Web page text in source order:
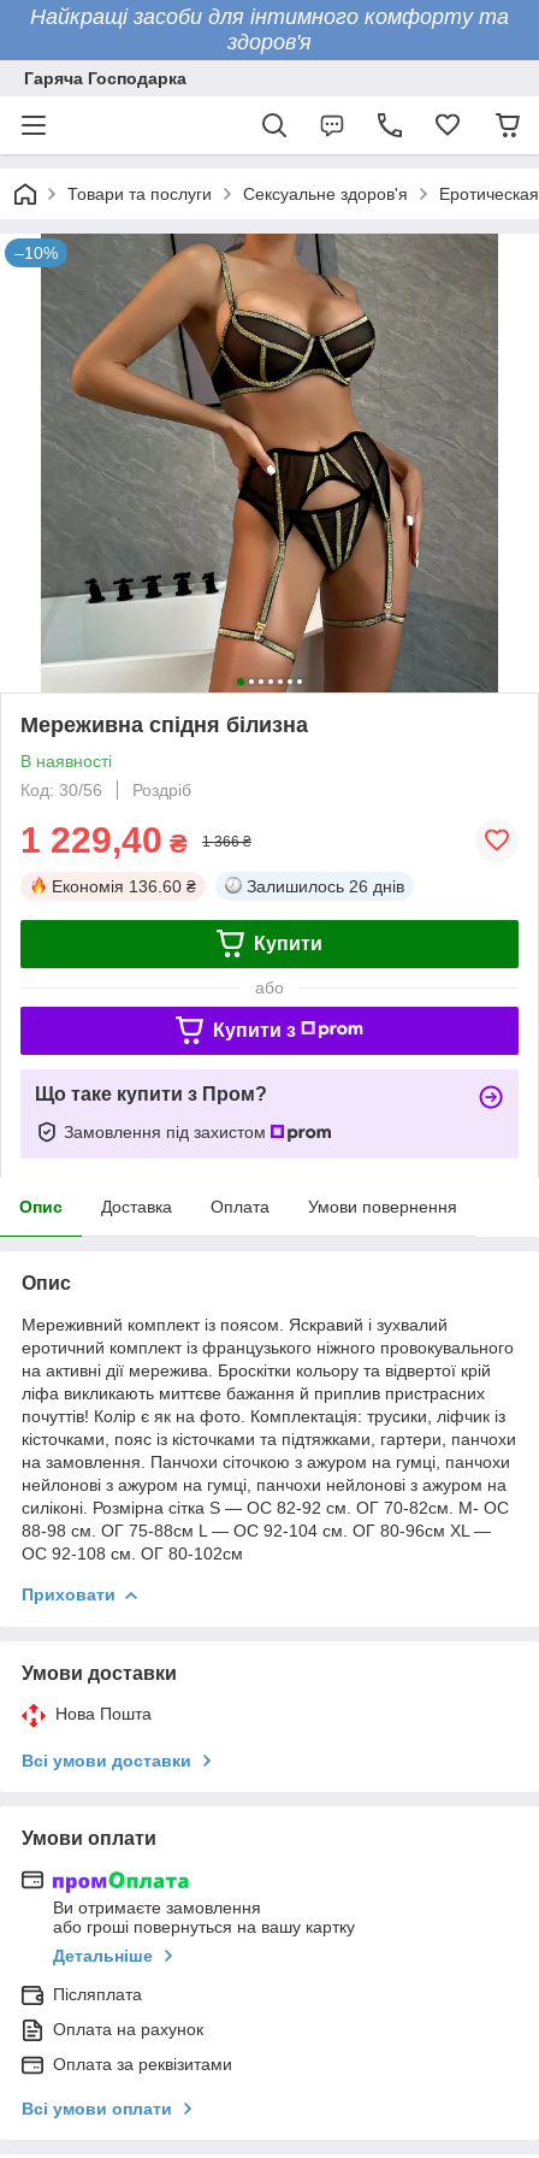
Найкращі засоби для інтимного комфорту та
здоров'я
Гаряча Господарка
Товари та послуги Сексуальне здоров'я
–10%
Мереживна спідня білизна
В наявності
Код: 30/56
Роздріб
1 229,40 ₴ 1 366 ₴
Економія 136.60 ₴ Залишилось 26 днів
Купити
або
Купити з
Що таке купити з Пром?
Замовлення під захистом
Опис Доставка Оплата Умови повернення
Опис
Мереживний комплект із поясом. Яскравий і зухвалий
еротичний комплект із французького ніжного провокувального
на активні дії мережива. Броскітки кольору та відвертої крій
ліфа викликають миттєве бажання й приплив пристрасних
почуттів! Колір є як на фото. Комплектація: трусики, ліфчик із
кісточками, пояс із кісточками та підтяжками, гартери, панчохи
на замовлення. Панчохи сіточкою з ажуром на гумці, панчохи
нейлонові з ажуром на гумці, панчохи нейлонові з ажуром на
силіконі. Розмірна сітка S — ОС 82-92 см. ОГ 70-82см. M- ОС
88-98 см. ОГ 75-88см L — ОС 92-104 см. ОГ 80-96см ХL —
ОС 92-108 см. ОГ 80-102см
Приховати
Умови доставки
Нова Пошта
Всі умови доставки
Умови оплати
Ви отримаєте замовлення
або гроші повернуться на вашу картку
Детальніше
Післяплата
Оплата на рахунок
Оплата за реквізитами
Всі умови оплати